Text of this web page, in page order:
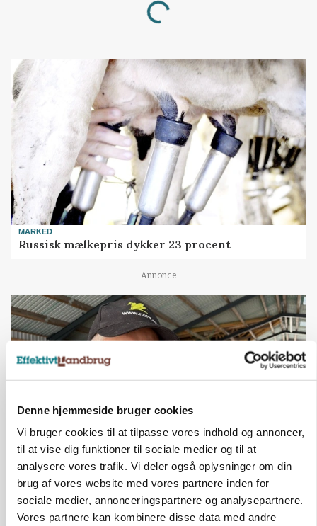
Denne hjemmeside bruger cookies
Vi bruger cookies til at tilpasse vores indhold og annoncer,
til at vise dig funktioner til sociale medier og til at
analysere vores trafik. Vi deler også oplysninger om din
brug af vores website med vores partnere inden for
sociale medier, annonceringspartnere og analysepartnere.
Vores partnere kan kombinere disse data med andre
Loading...
MARKED
Russisk mælkepris dykker 23 procent
Annonce
POLITIK
»Nu stopper I«: Landbrugsdebattør og
protestgruppe vil demonstrere mod ny
gødskningslov